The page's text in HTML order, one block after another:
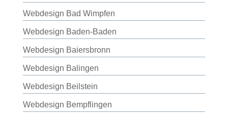
Webdesign Bad Wimpfen
Webdesign Baden-Baden
Webdesign Baiersbronn
Webdesign Balingen
Webdesign Beilstein
Webdesign Bempflingen